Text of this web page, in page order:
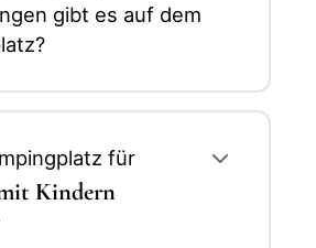
gibt es auf dem
für
Kindern